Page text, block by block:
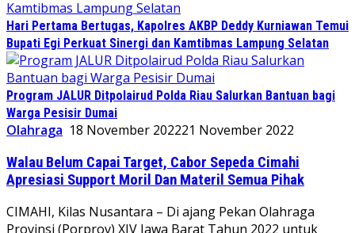
Hari Pertama Bertugas, Kapolres AKBP Deddy Kurniawan Temui
Bupati Egi Perkuat Sinergi dan Kamtibmas Lampung Selatan
Program JALUR Ditpolairud Polda Riau Salurkan Bantuan bagi
Warga Pesisir Dumai
Olahraga 18 November 202221 November 2022
Walau Belum Capai Target, Cabor Sepeda Cimahi
Apresiasi Support Moril Dan Materil Semua Pihak
CIMAHI, Kilas Nusantara – Di ajang Pekan Olahraga
Provinsi (Porprov) XIV Jawa Barat Tahun 2022 untuk